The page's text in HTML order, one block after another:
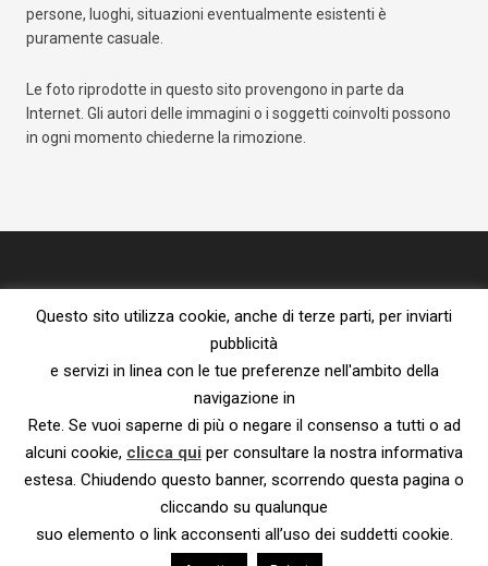
persone, luoghi, situazioni eventualmente esistenti è
puramente casuale.
Le foto riprodotte in questo sito provengono in parte da
Internet. Gli autori delle immagini o i soggetti coinvolti possono
in ogni momento chiederne la rimozione.
Proprietà letteraria riservata – vietata la riproduzione senza l’espresso
consenso dell’autore.
Privacy Policy e Cookie Policy
Informativa ai sensi del Reg. UE
© 2023 – Susanna De Ciechi.
Questo sito utilizza cookie, anche di terze parti, per inviarti
pubblicità
e servizi in linea con le tue preferenze nell'ambito della
navigazione in
Rete. Se vuoi saperne di più o negare il consenso a tutti o ad
alcuni cookie, clicca qui per consultare la nostra informativa
estesa. Chiudendo questo banner, scorrendo questa pagina o
cliccando su qualunque
suo elemento o link acconsenti all’uso dei suddetti cookie.